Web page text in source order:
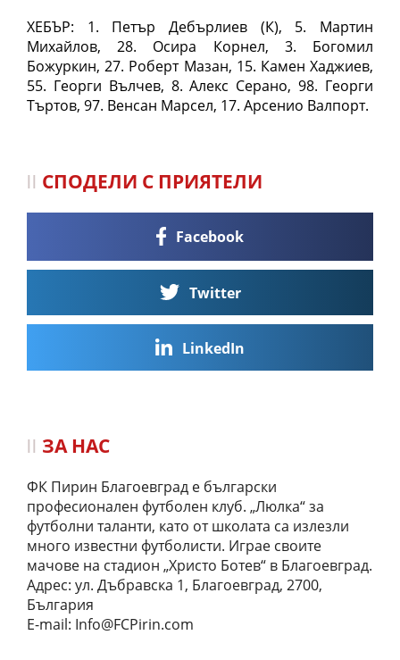
ХЕБЪР: 1. Петър Дебърлиев (К), 5. Мартин
Михайлов, 28. Осира Корнел, 3. Богомил
Божуркин, 27. Роберт Мазан, 15. Камен Хаджиев,
55. Георги Вълчев, 8. Алекс Серано, 98. Георги
Търтов, 97. Венсан Марсел, 17. Арсенио Валпорт.
СПОДЕЛИ С ПРИЯТЕЛИ
Facebook
Twitter
LinkedIn
ЗА НАС
ФК Пирин Благоевград е български
професионален футболен клуб. „Люлка“ за
футболни таланти, като от школата са излезли
много известни футболисти. Играе своите
мачове на стадион „Христо Ботев“ в Благоевград.
Адрес: ул. Дъбравска 1, Благоевград, 2700,
България
E-mail: Info@FCPirin.com